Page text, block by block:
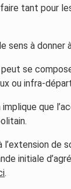
tant pour
sens à donner
se
ou infra-
que
de
initiale
.